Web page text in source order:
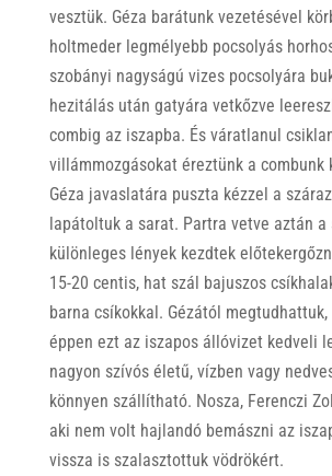
vesztük. Géza barátunk vezetésével
holtmeder legmélyebb pocsolyás
szobányi nagyságú vizes pocsolyára
hezitálás után gatyára vetkőzve
combig az iszapba. És váratlanul
villámmozgásokat éreztünk a combunk
Géza javaslatára puszta kézzel a
lapátoltuk a sarat. Partra vetve aztán a
különleges lények kezdtek
15-20 centis, hat szál bajuszos
barna csíkokkal. Gézától
éppen ezt az iszapos állóvizet kedveli
nagyon szívós életű, vízben vagy
könnyen szállítható. Nosza, Ferenczi
aki nem volt hajlandó bemászni az
vissza is szalasztottuk vödrökért.